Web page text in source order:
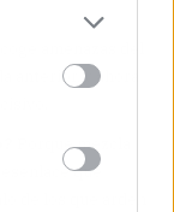
anterior, y ahora
Porque mezcla
que
de los que arden